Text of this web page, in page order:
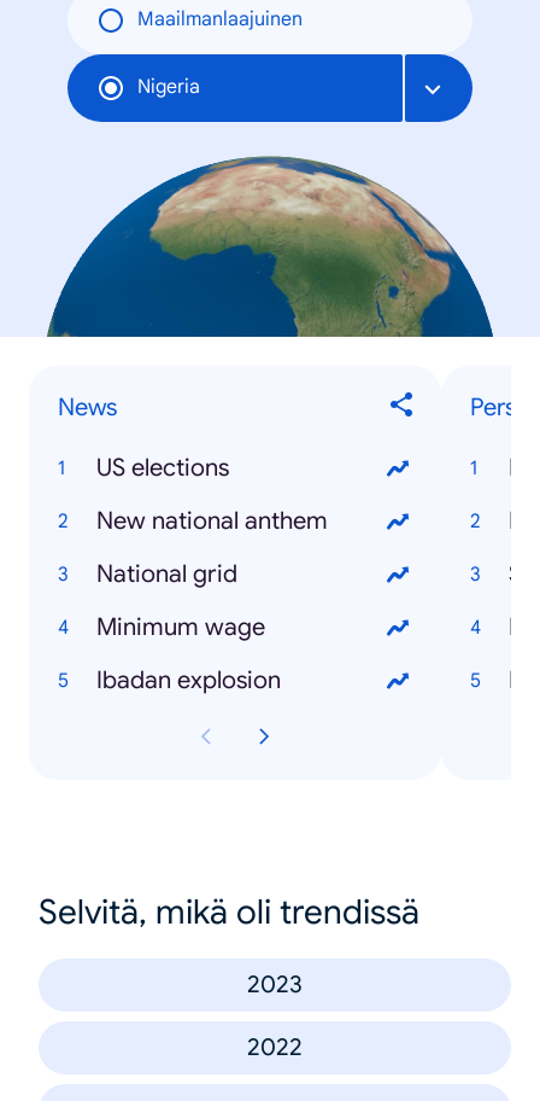
Maailmanlaajuinen
Nigeria
News
US elections
New national anthem
National grid
Minimum wage
Ibadan explosion
Selvitä, mikä oli trendissä
2023
2022